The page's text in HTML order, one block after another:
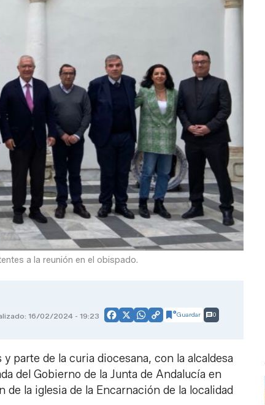
a la reunión en el obispado.
16/02/2024 - 19:23 Facebook
X WhatsApp
CopyGuardar 0
parte de la curia diocesana, con la alcaldesa
del Gobierno de la Junta de Andalucía en
la iglesia de la Encarnación de la localidad